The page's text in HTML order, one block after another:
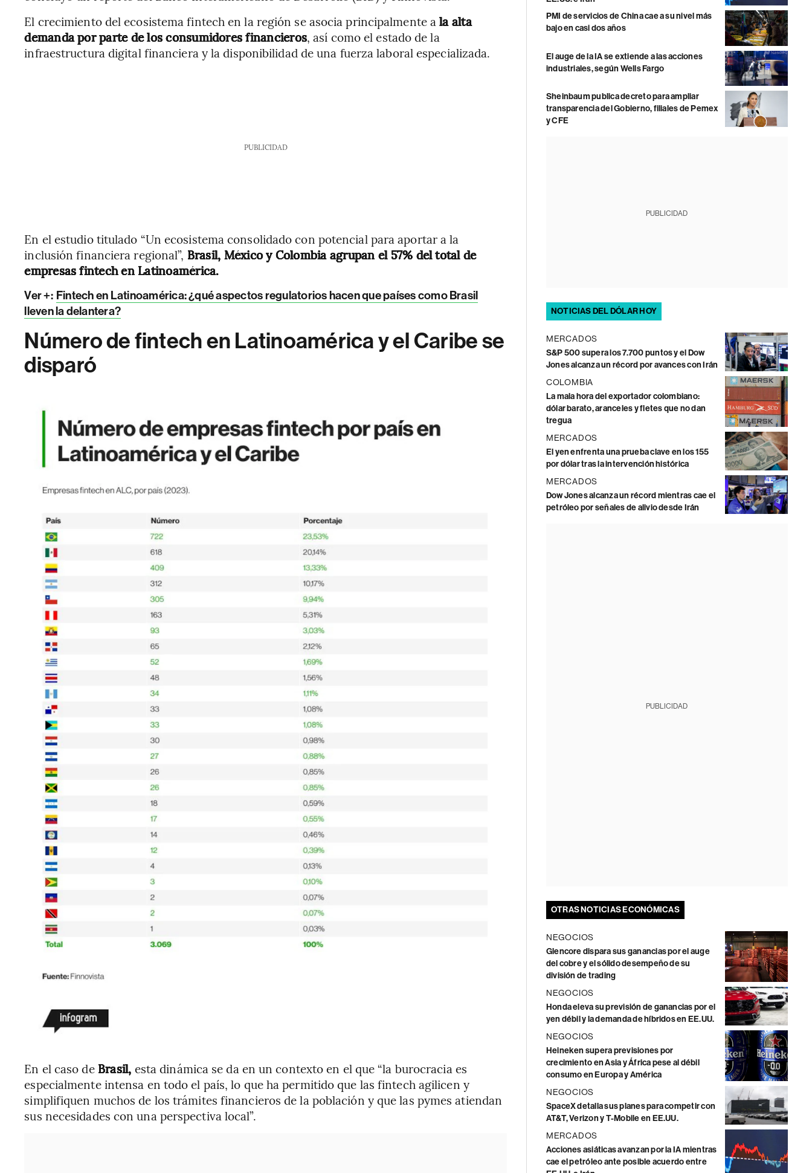
El crecimiento del ecosistema fintech en la región se asocia principalmente ala alta
demanda por parte de los consumidores financieros, así como el estado de la
infraestructura digital financiera y la disponibilidad de una fuerza laboral especializada.
PUBLICIDAD
En el estudio titulado “Un ecosistema consolidado con potencial para aportar a la
inclusión financiera regional”, Brasil, México y Colombia agrupan el 57% del total de
empresas fintech en Latinoamérica.
Ver +: Fintech en Latinoamérica: ¿qué aspectos regulatorios hacen que países como Brasil
lleven la delantera?
Número de fintech en Latinoamérica y el Caribe se
disparó
En el caso deBrasil, esta dinámica se da en un contexto en el que “la burocracia es
especialmente intensa en todo el país, lo que ha permitido que las fintech agilicen y
simplifiquen muchos de los trámites financieros de la población y que las pymes atiendan
sus necesidades con una perspectiva local”.
PMI de servicios de China cae a su nivel más
bajo en casi dos años
El auge de la IA se extiende a las acciones
industriales, según Wells Fargo
Sheinbaum publica decreto para ampliar
transparencia del Gobierno, filiales de Pemex
y CFE
PUBLICIDAD
NOTICIAS DEL DÓLAR HOY
MERCADOS
S&P 500 supera los 7.700 puntos y el Dow
Jones alcanza un récord por avances con Irán
COLOMBIA
La mala hora del exportador colombiano:
dólar barato, aranceles y fletes que no dan
tregua
MERCADOS
El yen enfrenta una prueba clave en los 155
por dólar tras la intervención histórica
MERCADOS
Dow Jones alcanza un récord mientras cae el
petróleo por señales de alivio desde Irán
PUBLICIDAD
OTRAS NOTICIAS ECONÓMICAS
NEGOCIOS
Glencore dispara sus ganancias por el auge
del cobre y el sólido desempeño de su
división de trading
NEGOCIOS
Honda eleva su previsión de ganancias por el
yen débil y la demanda de híbridos en EE.UU.
NEGOCIOS
Heineken supera previsiones por
crecimiento en Asia y África pese al débil
consumo en Europa y América
NEGOCIOS
SpaceX detalla sus planes para competir con
AT&T, Verizon y T-Mobile en EE.UU.
MERCADOS
Acciones asiáticas avanzan por la IA mientras
cae el petróleo ante posible acuerdo entre